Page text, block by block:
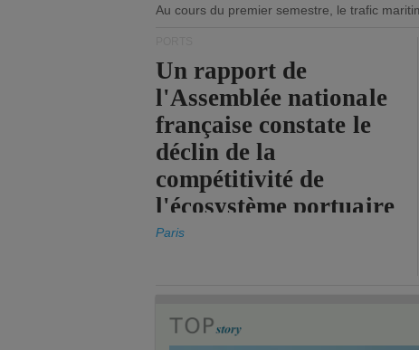
Au cours du premier semestre, le trafic
Un rapport de
l'Assemblée nationale
française constate le
déclin de la
compétitivité de
l'écosystème portuaire
de l'État.
Paris